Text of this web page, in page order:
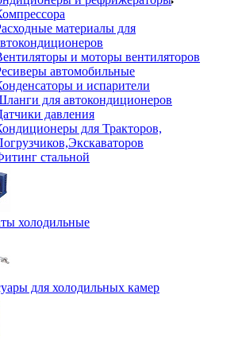
материалы для
и моторы вентиляторов
автомобильные
и испарители
для автокондиционеров
давления
для Тракторов,
стальной
холодильные
для холодильных камер